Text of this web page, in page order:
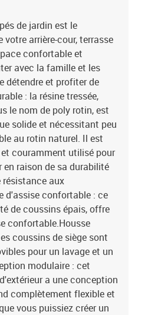
ce qui le rend
déplacer, afin que vous puissiez
d'extérieur personnalisé. Bon à
restent beaux, nous vous
avec une housse
maximale (par siège) : 110
requis : ouiSiège
résine tressée, acier enduit de
finition à l'huile
x 62 cm (l x P x H)Dimensions du
du siège à partir du sol (sans
: grisMatériau : résine
bois d'acacia massif avec finition à
x 63,5 x 62 cm (l x P x H)Taille du
du siège à partir du sol (sans
: gris foncéMatériau de la
de remplissage du
de remplissage du coussin de
du coussin d’assise (angle) :
du coussin d’assise (angle)
du coussin de dossier
é)Dimensions du coussin de
cm (L x l x é)La livraison contient :5
x coussin de dossier8 x coussin
et lavable
de jardin est le
arrière-cour, terrasse
confortable et
avec la famille et les
détendre et profiter de
: la résine tressée,
le nom de poly rotin, est
solide et nécessitant peu
au rotin naturel. Il est
couramment utilisé pour
en raison de sa durabilité
résistance aux
d'assise confortable : ce
de coussins épais, offre
confortable.Housse
coussins de siège sont
pour un lavage et un
modulaire : cet
a une conception
complètement flexible et
vous puissiez créer un